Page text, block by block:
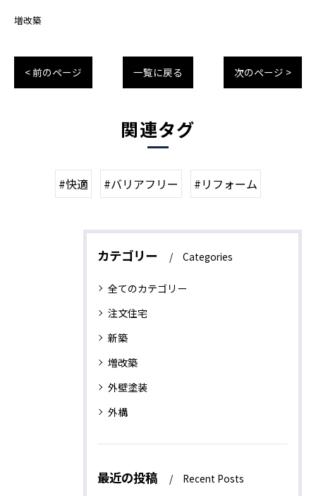
増改築
< 前のページ 一覧に戻る 次のページ >
関連タグ
#快適 #バリアフリー #リフォーム
カテゴリー Categories
全てのカテゴリー
注文住宅
新築
増改築
外壁塗装
外構
最近の投稿 Recent Posts